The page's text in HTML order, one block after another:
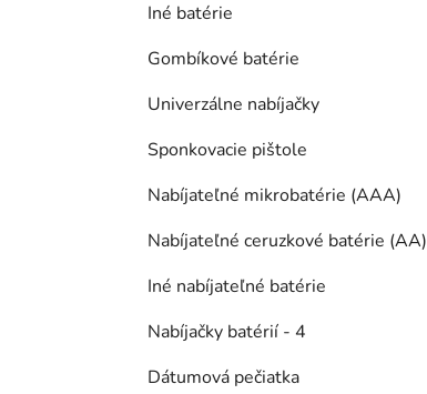
Iné batérie
Gombíkové batérie
Univerzálne nabíjačky
Sponkovacie pištole
Nabíjateľné mikrobatérie (AAA)
Nabíjateľné ceruzkové batérie (AA)
Iné nabíjateľné batérie
Nabíjačky batérií - 4
Dátumová pečiatka